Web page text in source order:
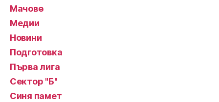
Мачове
Медии
Новини
Подготовка
Първа лига
Сектор "Б"
Синя памет